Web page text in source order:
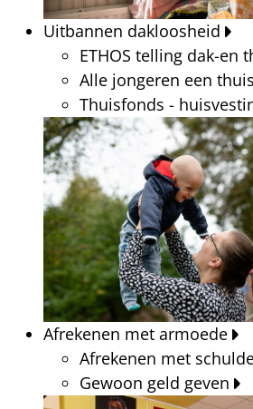
Uitbannen dakloosheid
ETHOS telling dak-en
Alle jongeren een thuis
Thuisfonds -
Afrekenen met armoede
Afrekenen met
Gewoon geld geven